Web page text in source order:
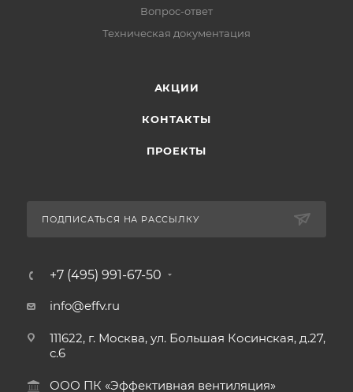
Вопрос-ответ
Техническая документация
АКЦИИ
КОНТАКТЫ
ПРОЕКТЫ
ПОДПИСАТЬСЯ НА РАССЫЛКУ
+7 (495) 991-67-50
info@effv.ru
111622, г. Москва, ул. Большая Косинская, д.27,
с.6
ООО ПК «Эффективная вентиляция»